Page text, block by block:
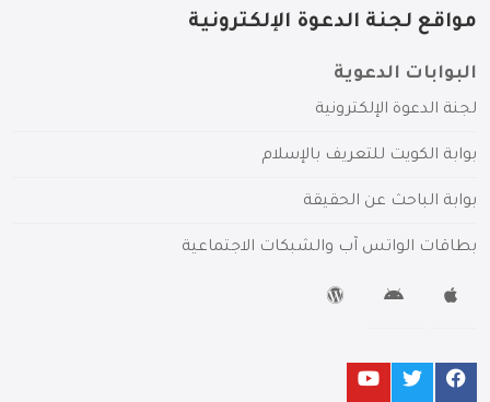
مواقع لجنة الدعوة الإلكترونية
البوابات الدعوية
لجنة الدعوة الإلكترونية
بوابة الكويت للتعريف بالإسلام
بوابة الباحث عن الحقيقة
بطاقات الواتس آب والشبكات الاجتماعية